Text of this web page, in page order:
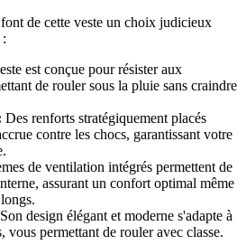
de cette veste un choix judicieux
est conçue pour résister aux
de rouler sous la pluie sans craindre
Des renforts stratégiquement placés
contre les chocs, garantissant votre
de ventilation intégrés permettent de
assurant un confort optimal même
Son design élégant et moderne s'adapte à
vous permettant de rouler avec classe.